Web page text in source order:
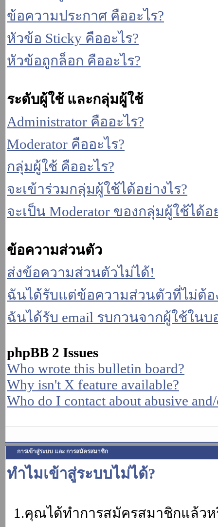
ข้อความประกาศ คืออะไร?
หัวข้อ Sticky คืออะไร?
หัวข้อถูกล็อก คืออะไร?
ระดับผู้ใช้ และกลุ่มผู้ใช้
Administrator คืออะไร?
Moderator คืออะไร?
กลุ่มผู้ใช้ คืออะไร?
จะเข้าร่วมกลุ่มผู้ใช้ได้อย่างไร?
จะเป็น Moderator ของกลุ่มผู้ใช้ได้อ
ข้อความส่วนตัว
ส่งข้อความส่วนตัวไม่ได้!
ฉันได้รับแต่ข้อความส่วนตัวที่ไม่ต้อ
ฉันได้รับ email รบกวนจากผู้ใช้ใน
phpBB 2 Issues
Who wrote this bulletin board?
Why isn't X feature available?
Who do I contact about abusive
การเข้าสู่ระบบ และ การสมัครสมาชิก
ทำไมเข้าสู่ระบบไม่ได้?
1.คุณได้ทำการสมัครสมาชิกแล้ว